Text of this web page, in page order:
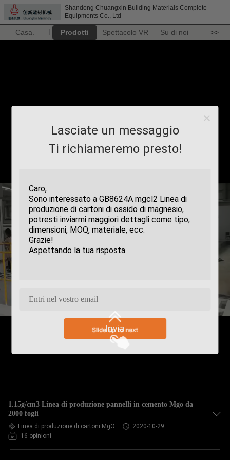
Shandong Chuangxin Building Materials Complete
Equipments Co., Ltd
Casa. Prodotti Spettacolo VR Su di noi >>
Lasciate un messaggio
Ti richiameremo presto!
Invia
1.15g/cm3 Linea di produzione pannelli in cemento Mgo da
2000 fogli
Linea di produzione di cartoni MgO
2020-10-29
16 opinioni